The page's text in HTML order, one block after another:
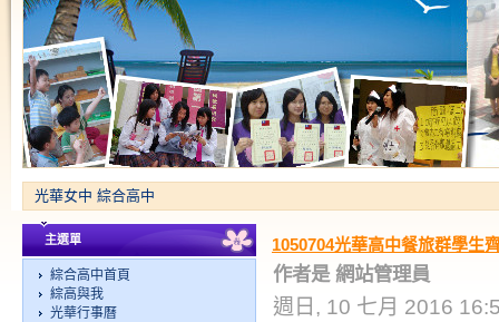
光華女中 綜合高中
主選單
綜合高中首頁
綜高與我
光華行事曆
1050704光華高中餐旅群學生
作者是 網站管理員
週日, 10 七月 2016